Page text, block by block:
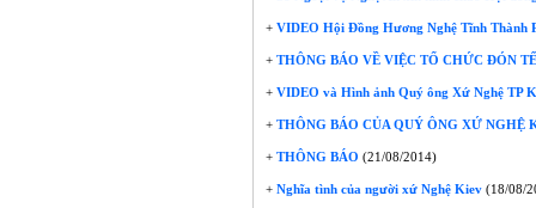
+ VIDEO Hội Đồng Hương Nghệ Tĩnh Thành
+ THÔNG BÁO VỀ VIỆC TỔ CHỨC ĐÓN
+ VIDEO và Hình ảnh Quý ông Xứ Nghệ TP
+ THÔNG BÁO CỦA QUÝ ÔNG XỨ NGHỆ
+ THÔNG BÁO (21/08/2014)
+ Nghĩa tình của người xứ Nghệ Kiev (18/08/